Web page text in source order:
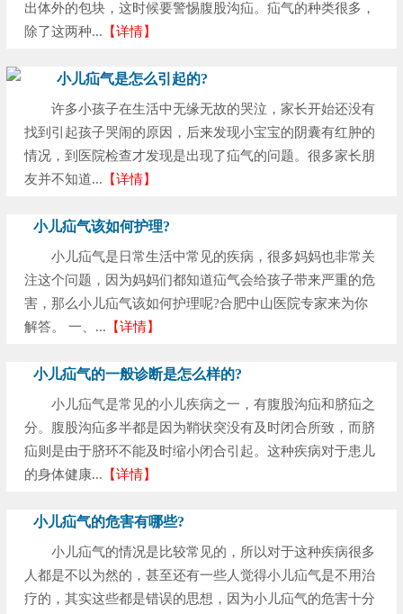
出体外的包块，这时候要警惕腹股沟疝。疝气的种类很多，
除了这两种... 【详情】
小儿疝气是怎么引起的?
许多小孩子在生活中无缘无故的哭泣，家长开始还没有
找到引起孩子哭闹的原因，后来发现小宝宝的阴囊有红肿的
情况，到医院检查才发现是出现了疝气的问题。很多家长朋
友并不知道... 【详情】
小儿疝气该如何护理?
小儿疝气是日常生活中常见的疾病，很多妈妈也非常关
注这个问题，因为妈妈们都知道疝气会给孩子带来严重的危
害，那么小儿疝气该如何护理呢?合肥中山医院专家来为你
解答。 一、... 【详情】
小儿疝气的一般诊断是怎么样的?
小儿疝气是常见的小儿疾病之一，有腹股沟疝和脐疝之
分。腹股沟疝多半都是因为鞘状突没有及时闭合所致，而脐
疝则是由于脐环不能及时缩小闭合引起。这种疾病对于患儿
的身体健康... 【详情】
小儿疝气的危害有哪些?
小儿疝气的情况是比较常见的，所以对于这种疾病很多
人都是不以为然的，甚至还有一些人觉得小儿疝气是不用治
疗的，其实这些都是错误的思想，因为小儿疝气的危害十分